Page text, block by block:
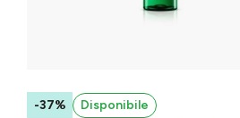
-37% Disponibile